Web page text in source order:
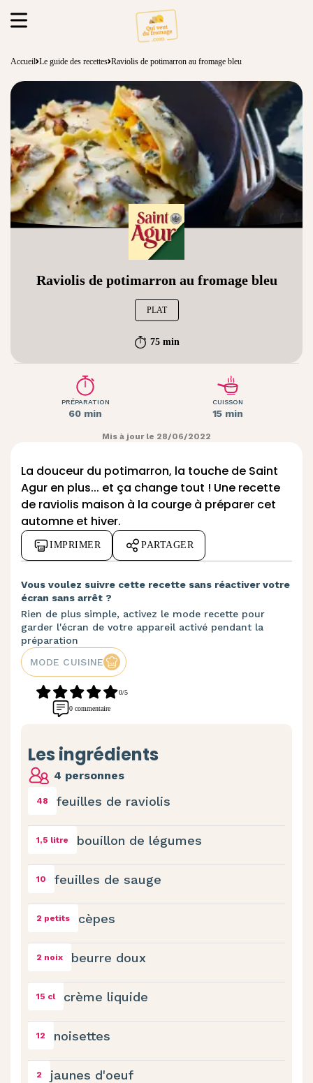
Accueil Le guide des recettes Raviolis de potimarron au fromage bleu
Raviolis de potimarron au fromage bleu
PLAT
75 min
PRÉPARATION
60 min
CUISSON
15 min
Mis à jour le 28/06/2022
La douceur du potimarron, la touche de Saint
Agur en plus... et ça change tout ! Une recette
de raviolis maison à la courge à préparer cet
automne et hiver.
IMPRIMER PARTAGER
Vous voulez suivre cette recette sans réactiver votre
écran sans arrêt ?
Rien de plus simple, activez le mode recette pour
garder l'écran de votre appareil activé pendant la
préparation
MODE CUISINE
0/5
0 commentaire
Les ingrédients
4 personnes
48 feuilles de raviolis
1,5 litre bouillon de légumes
10 feuilles de sauge
2 petits cèpes
2 noix beurre doux
15 cl crème liquide
12 noisettes
2 jaunes d'oeuf